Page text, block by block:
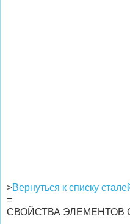
>Вернуться к списку
=
СВОЙСТВА ЭЛЕМЕНТОВ